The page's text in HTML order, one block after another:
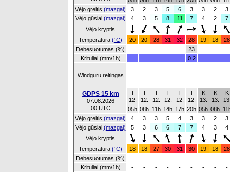
Vėjo greitis (mazgai) 3 2 3 5 6 3 3 2
3
Vėjo gūsiai (mazgai) 4 3 5 8 11 7 4 2
7
Vėjo kryptis
Temperatūra (°C) 20 20 28 31 32 28 19 18
28
Debesuotumas (%)
23
Krituliai (mm/1h)
0.2
Windguru reitingas
GDPS 15 km
07.08.2026
00 UTC
T
12.
T
12.
T
12.
T
12.
T
12.
T
12.
K
13.
K
13.
K
05h 08h 11h 14h 17h 20h 05h 08h
Vėjo greitis (mazgai) 4 3 3 5 4 3 3 2
3
Vėjo gūsiai (mazgai) 5 3 6 6 7 7 4 3
4
Vėjo kryptis
Temperatūra (°C) 18 18 27 30 31 30 19 18
28
Debesuotumas (%)
Krituliai (mm/1h)
- - - - - - - - -